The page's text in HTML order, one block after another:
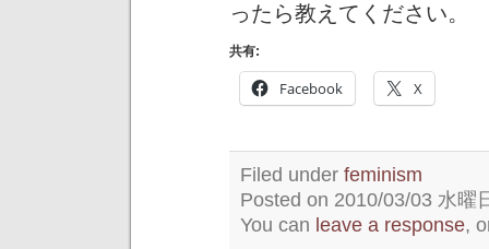
ったら教えてください。
共有:
Facebook X
Filed under feminism
Posted on 2010/03/03 水曜
You can leave a response,